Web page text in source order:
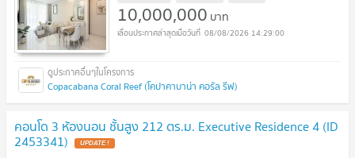
10,000,000 บาท
08/08/2026 14:29:00
Copacabana Coral Reef (โคปาคาบาน่า คอรัล รีฟ)
คอนโด 3 ห้องนอน ชั้นสูง 212 ตร.ม. Executive Residence 4 (ID
2453341) UPDATE !